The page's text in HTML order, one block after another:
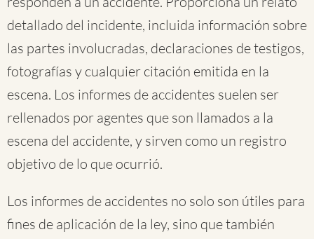
detallado del incidente, incluida información sobre
las partes involucradas, declaraciones de testigos,
fotografías y cualquier citación emitida en la
escena. Los informes de accidentes suelen ser
rellenados por agentes que son llamados a la
escena del accidente, y sirven como un registro
objetivo de lo que ocurrió.
Los informes de accidentes no solo son útiles para
fines de aplicación de la ley, sino que también